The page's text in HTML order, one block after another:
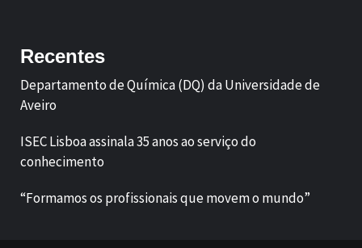
Recentes
Departamento de Química (DQ) da Universidade de
Aveiro
ISEC Lisboa assinala 35 anos ao serviço do
conhecimento
“Formamos os profissionais que movem o mundo”